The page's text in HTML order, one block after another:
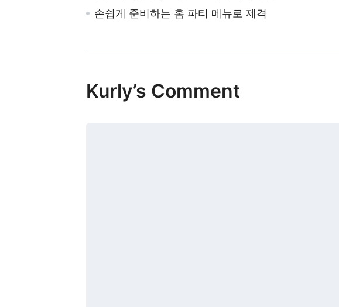
손쉽게 준비하는 홈 파티 메뉴로 제격
Kurly’s Comment